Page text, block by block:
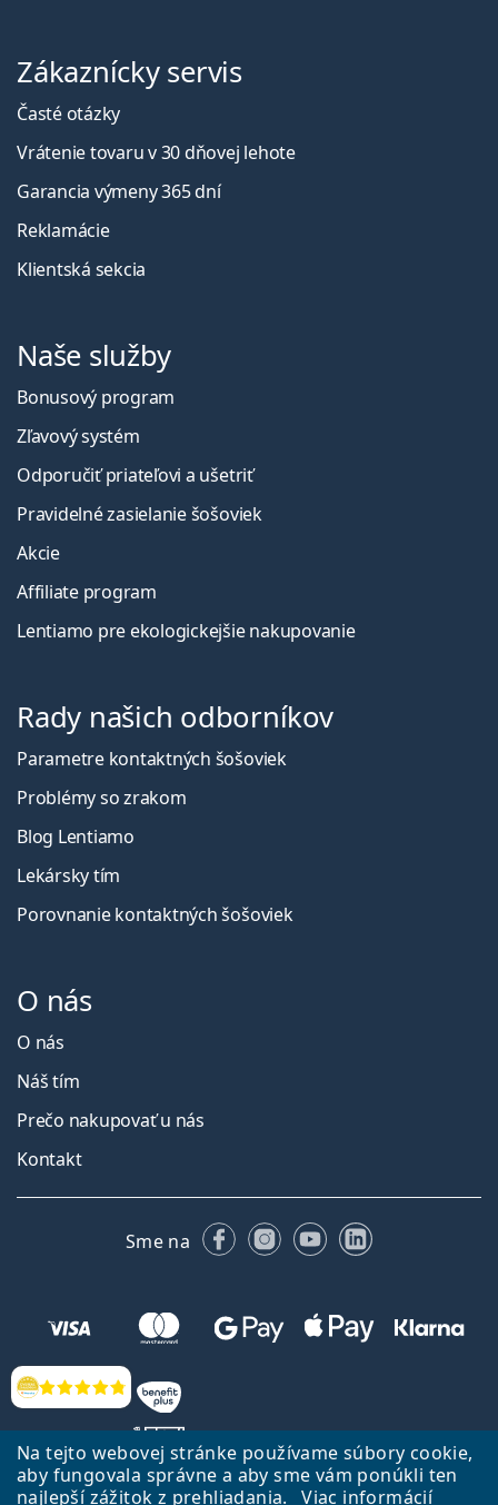
Na tejto webovej stránke používame súbory cookie,
aby fungovala správne a aby sme vám ponúkli ten
najlepší zážitok z prehliadania.
Viac informácií
Hodnotenia
Zákaznícky servis
Časté otázky
Vrátenie tovaru v 30 dňovej lehote
Garancia výmeny 365 dní
Reklamácie
Klientská sekcia
Naše služby
Bonusový program
Zľavový systém
Odporučiť priateľovi a ušetriť
Pravidelné zasielanie šošoviek
Akcie
Affiliate program
Lentiamo pre ekologickejšie nakupovanie
Rady našich odborníkov
Parametre kontaktných šošoviek
Problémy so zrakom
Blog Lentiamo
Lekársky tím
Porovnanie kontaktných šošoviek
O nás
O nás
Náš tím
Prečo nakupovať u nás
Kontakt
Sme na FacebookuInstagrame
YouTubeLinkedIn